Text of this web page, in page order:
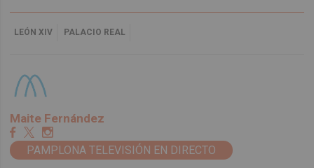
LEÓN XIV PALACIO REAL
Maite Fernández
PAMPLONA TELEVISIÓN EN DIRECTO